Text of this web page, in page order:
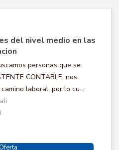
del nivel medio en las
personas que se
CONTABLE, nos
laboral, por lo cu...